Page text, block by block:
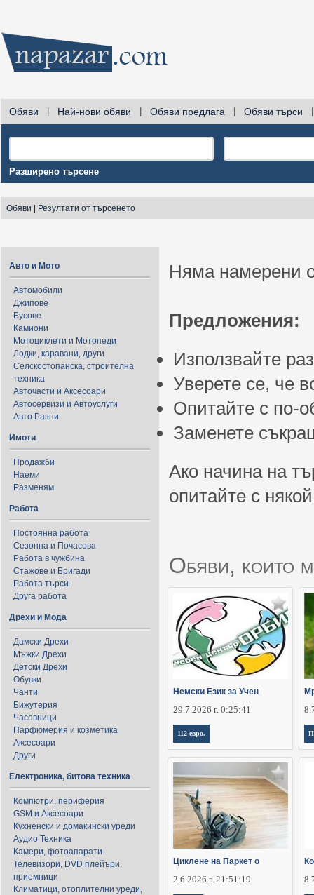
Обяви Най-нови обяви Обяви предлага Обяви търси
Разширено търсене
Обяви Резултати от търсенето
Авто и Мото
Автомобили
Джипове
Бусове
Камиони
Мотоциклети и Мотопеди
Лодки, каравани, други
Селскостопанска, строителна
техника
Авточасти и Аксесоари
Автосервизи и Автоуслуги
Авто Разни
Имоти
Продажби
Наеми
Разменям
Работа
Постоянна работа
Сезонна и Почасова
Работа в чужбина
Стажове и Бригади
Работа търси
Друга работа
Дрехи и Мода
Дамски Дрехи
Мъжки Дрехи
Детски Дрехи
Обувки
Чанти
Бижутерия
Часовници
Парфюмерия и козметика
Аксесоари
Други
Електроника, битова техника
Компютри, периферия
GSM и Аксесоари
Кухненски и домакински уреди
Аудио Техника
Камери, фотоапарати
Телевизори, DVD плейъри,
приемници
Климатици, отоплителни уреди,
Няма намерени
Предложения:
Използвайте
Уверете се, че
Опитайте с по-
Заменете
Ако начина на
опитайте с
Обяви, които
Немски Език за Учен
29.7.2026 г. 0:25:41
112 евро.
Циклене на Паркет о
2.6.2026 г. 21:51:19